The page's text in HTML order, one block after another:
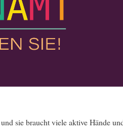
sie braucht viele aktive Hände